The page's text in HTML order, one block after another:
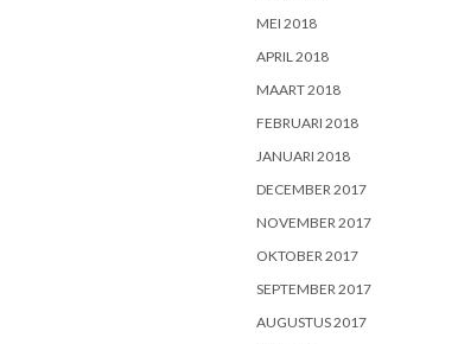
MEI 2018
APRIL 2018
MAART 2018
FEBRUARI 2018
JANUARI 2018
DECEMBER 2017
NOVEMBER 2017
OKTOBER 2017
SEPTEMBER 2017
AUGUSTUS 2017